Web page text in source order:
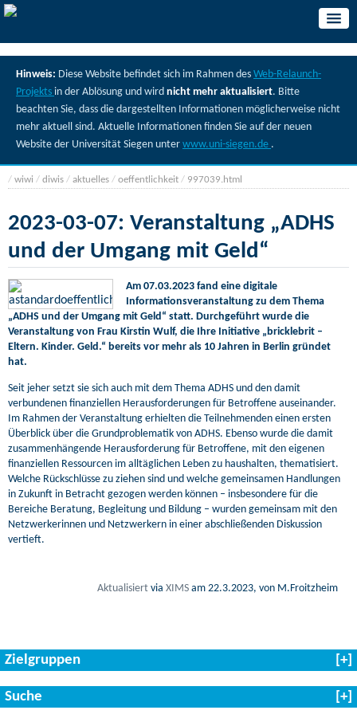
Hinweis: Diese Website befindet sich im Rahmen des Web-Relaunch-
Projekts in der Ablösung und wird nicht mehr aktualisiert. Bitte
beachten Sie, dass die dargestellten Informationen möglicherweise nicht
mehr aktuell sind. Aktuelle Informationen finden Sie auf der neuen
Website der Universität Siegen unter www.uni-siegen.de .
/ wiwi / diwis / aktuelles / oeffentlichkeit / 997039.html
2023-03-07: Veranstaltung „ADHS
und der Umgang mit Geld“
Am 07.03.2023 fand eine digitale
Informationsveranstaltung zu dem Thema
„ADHS und der Umgang mit Geld“ statt. Durchgeführt wurde die
Veranstaltung von Frau Kirstin Wulf, die Ihre Initiative „bricklebrit –
Eltern. Kinder. Geld.“ bereits vor mehr als 10 Jahren in Berlin gründet
hat.
Seit jeher setzt sie sich auch mit dem Thema ADHS und den damit
verbundenen finanziellen Herausforderungen für Betroffene auseinander.
Im Rahmen der Veranstaltung erhielten die Teilnehmenden einen ersten
Überblick über die Grundproblematik von ADHS. Ebenso wurde die damit
zusammenhängende Herausforderung für Betroffene, mit den eigenen
finanziellen Ressourcen im alltäglichen Leben zu haushalten, thematisiert.
Welche Rückschlüsse zu ziehen sind und welche gemeinsamen Handlungen
in Zukunft in Betracht gezogen werden können – insbesondere für die
Bereiche Beratung, Begleitung und Bildung – wurden gemeinsam mit den
Netzwerkerinnen und Netzwerkern in einer abschließenden Diskussion
vertieft.
Aktualisiertvia XIMSam 22.3.2023, von M.Froitzheim
Zielgruppen
Suche